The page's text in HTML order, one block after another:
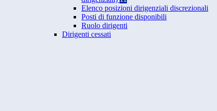
Elenco posizioni dirigenziali discrezionali
Posti di funzione disponibili
Ruolo dirigenti
Dirigenti cessati